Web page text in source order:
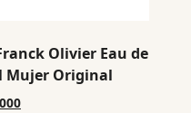
Olivier Eau de
Mujer Original